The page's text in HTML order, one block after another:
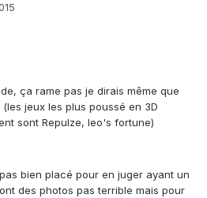
ça rame pas je dirais même que
jeux les plus poussé en 3D
sont Repulze, leo's fortune)
bien placé pour en juger ayant un
des photos pas terrible mais pour